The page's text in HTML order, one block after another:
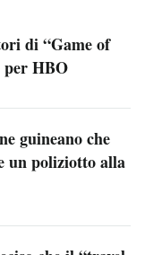
di “Game of
per HBO
guineano che
un poliziotto alla